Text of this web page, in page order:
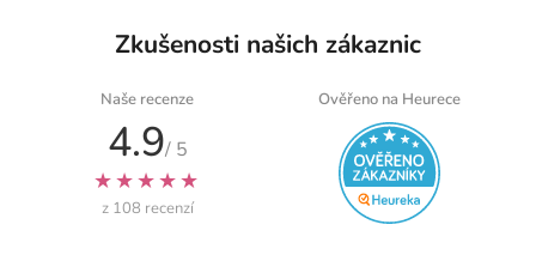
Zkušenosti našich zákaznic
Naše recenze
4.9/ 5
★★★★★
z 108 recenzí
Ověřeno na Heurece